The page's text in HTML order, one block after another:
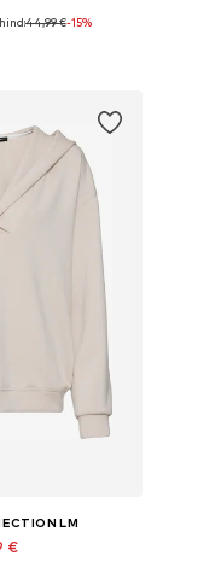
32-34, 44-46
44,99 €-15%
LM
€